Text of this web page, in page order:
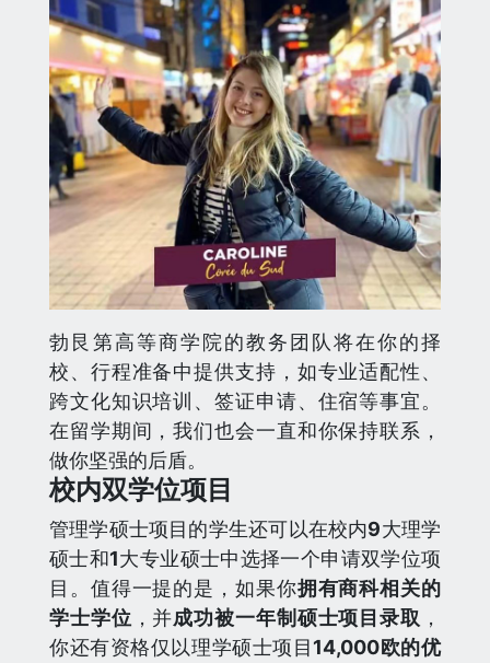
勃艮第高等商学院的教务团队将在你的择
校、行程准备中提供支持，如专业适配性、
跨文化知识培训、签证申请、住宿等事宜。
在留学期间，我们也会一直和你保持联系，
做你坚强的后盾。
校内双学位项目
管理学硕士项目的学生还可以在校内9大理学
硕士和1大专业硕士中选择一个申请双学位项
目。值得一提的是，如果你拥有商科相关的
学士学位 ，并成功被一年制硕士项目录取 ，
你还有资格仅以理学硕士项目14,000欧的优